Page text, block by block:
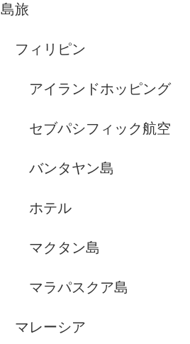
島旅
フィリピン
アイランドホッピング
セブパシフィック航空
バンタヤン島
ホテル
マクタン島
マラパスクア島
マレーシア